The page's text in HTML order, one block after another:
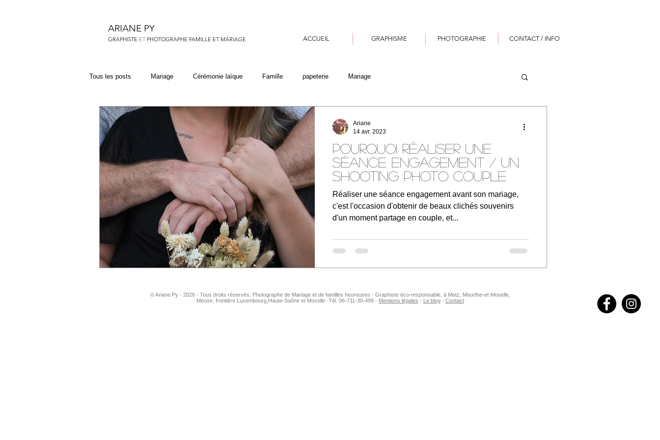
ARIANE PY
GRAPHISTE ET PHOTOGRAPHE FAMILLE ET MARIAGE ACCUEIL GRAPHISME PHOTOGRAPHIE CONTACT / INFO
Tous les posts Mariage Cérémonie laïque Famille papeterie Mariage
Pourquoi réaliser une
séance engagement / un
shooting photo couple
Réaliser une séance engagement avant son mariage,
c'est l'occasion d'obtenir de beaux clichés souvenirs
d'un moment partage en couple, et...
Ariane
14 avr. 2023
© Ariane Py - 2026 - Tous droits réservés. Photographe de Mariage et de familles heureuses - Graphiste éco-responsable, à Metz, Meurthe-et-Moselle,
Meuse, frontière Luxembourg,Haute-Saône et Moselle -Tél. 06-711-30-499 - Mentions légales - Le blog- Contact